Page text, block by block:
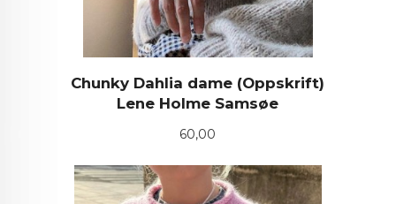
Chunky Dahlia dame (Oppskrift)
Lene Holme Samsøe
Pris
60,00